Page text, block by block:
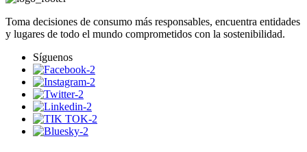
Toma decisiones de consumo más responsables, encuentra entidades
y lugares de todo el mundo comprometidos con la sostenibilidad.
Síguenos